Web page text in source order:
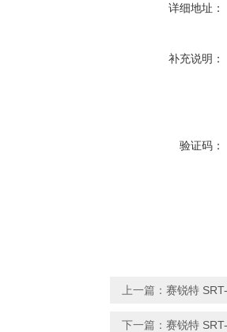
详细地址：
补充说明：
验证码：
上一篇： 赛锐特
下一篇： 赛锐特